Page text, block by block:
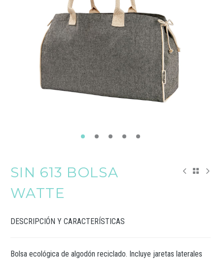
SIN 613 BOLSA
WATTE
DESCRIPCIÓN Y CARACTERÍSTICAS
Bolsa ecológica de algodón reciclado. Incluye jaretas laterales